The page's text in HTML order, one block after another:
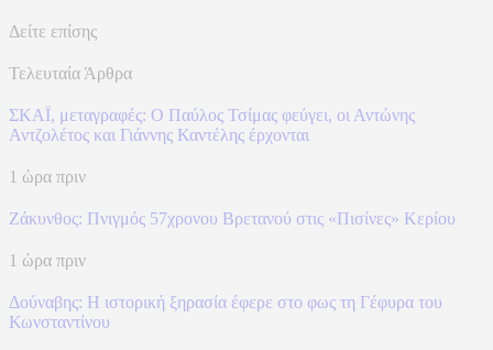
Δείτε επίσης
Τελευταία Άρθρα
ΣΚΑΪ, μεταγραφές: Ο Παύλος Τσίμας φεύγει, οι Αντώνης
Αντζολέτος και Γιάννης Καντέλης έρχονται
1 ώρα πριν
Ζάκυνθος: Πνιγμός 57χρονου Βρετανού στις «Πισίνες» Κερίου
1 ώρα πριν
Δούναβης: Η ιστορική ξηρασία έφερε στο φως τη Γέφυρα του
Κωνσταντίνου